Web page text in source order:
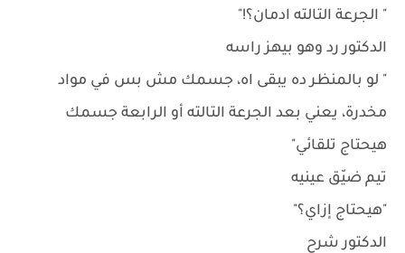
" الجرعة التالته ادمان؟!"
الدكتور رد وهو بيهز راسه
" لو بالمنظر ده يبقى اه، جسمك مش بس في مواد
مخدرة، يعني بعد الجرعة التالته أو الرابعة جسمك
هيحتاج تلقائي"
تيم ضيّق عينيه
"هيحتاج إزاي؟"
الدكتور شرح